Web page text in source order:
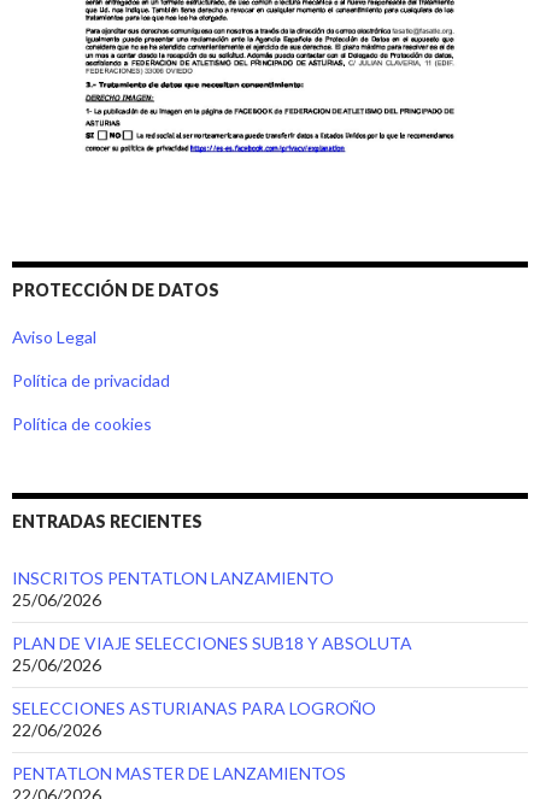
PROTECCIÓN DE DATOS
Aviso Legal
Política de privacidad
Política de cookies
ENTRADAS RECIENTES
INSCRITOS PENTATLON LANZAMIENTO
25/06/2026
PLAN DE VIAJE SELECCIONES SUB18 Y ABSOLUTA
25/06/2026
SELECCIONES ASTURIANAS PARA LOGROÑO
22/06/2026
PENTATLON MASTER DE LANZAMIENTOS